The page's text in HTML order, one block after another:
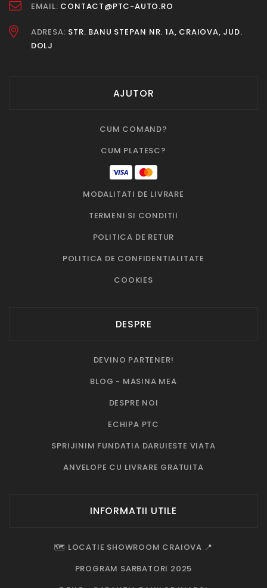
EMAIL: CONTACT@PTC-AUTO.RO
ADRESA: STR. BANU STEPAN NR. 1A, CRAIOVA, JUD.
DOLJ
AJUTOR
CUM COMAND?
CUM PLATESC?
MODALITATI DE LIVRARE
TERMENI SI CONDITII
POLITICA DE RETUR
POLITICA DE CONFIDENTIALITATE
COOKIES
DESPRE
DEVINO PARTENER!
BLOG - MASINA MEA
DESPRE NOI
ECHIPA PTC
SPRIJINIM FUNDATIA DARUIESTE VIATA
ANVELOPE CU LIVRARE GRATUITA
INFORMATII UTILE
🗺️ LOCATIE SHOWROOM CRAIOVA 📍
PROGRAM SARBATORI 2025